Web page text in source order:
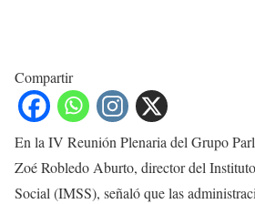
Compartir
En la IV Reunión Plenaria del Grupo
Zoé Robledo Aburto, director del
Social (IMSS), señaló que las